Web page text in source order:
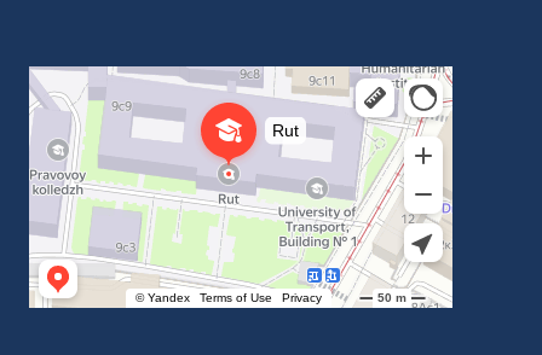
Российский университет транспорта
ВУЗ в Москве